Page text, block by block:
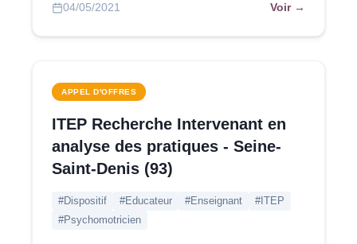
04/05/2021 Voir →
APPEL D'OFFRES
ITEP Recherche Intervenant en
analyse des pratiques - Seine-
Saint-Denis (93)
#Dispositif #Educateur #Enseignant
#ITEP
#Psychomotricien